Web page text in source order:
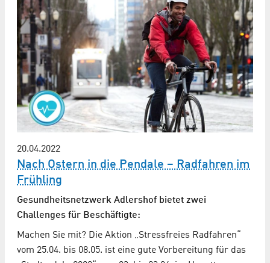
20.04.2022
Nach Ostern in die Pendale – Radfahren im
Frühling
Gesundheitsnetzwerk Adlershof bietet zwei
Challenges für Beschäftigte:
Machen Sie mit? Die Aktion „Stressfreies Radfahren“
vom 25.04. bis 08.05. ist eine gute Vorbereitung für das